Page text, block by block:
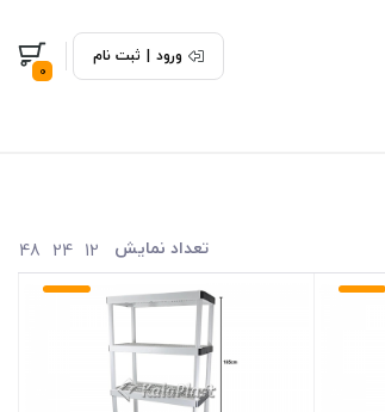
ورود | ثبت نام
0
تعداد نمایش 12
24
48